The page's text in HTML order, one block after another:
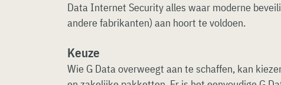
Data Internet Security alles waar moderne
andere fabrikanten) aan hoort te voldoen.
Keuze
Wie G Data overweegt aan te schaffen, kan